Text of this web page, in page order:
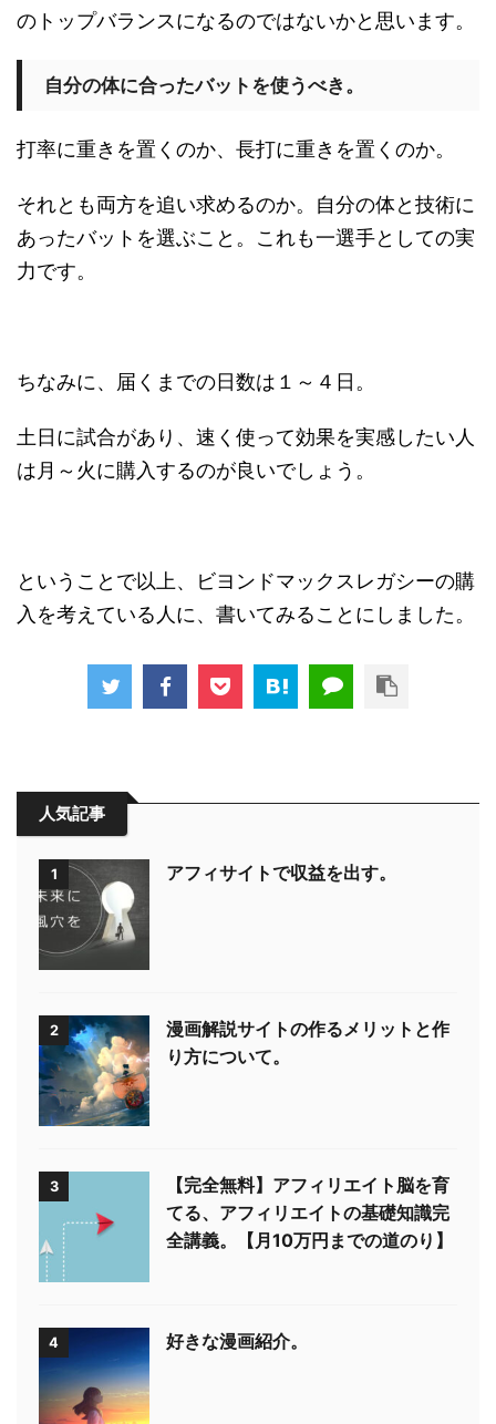
のトップバランスになるのではないかと思います。
自分の体に合ったバットを使うべき。
打率に重きを置くのか、長打に重きを置くのか。
それとも両方を追い求めるのか。自分の体と技術に
あったバットを選ぶこと。これも一選手としての実
力です。
ちなみに、届くまでの日数は１～４日。
土日に試合があり、速く使って効果を実感したい人
は月～火に購入するのが良いでしょう。
ということで以上、ビヨンドマックスレガシーの購
入を考えている人に、書いてみることにしました。
人気記事
1 アフィサイトで収益を出す。
2
漫画解説サイトの作るメリットと作
り方について。
3
【完全無料】アフィリエイト脳を育
てる、アフィリエイトの基礎知識完
全講義。【月10万円までの道のり】
4 好きな漫画紹介。